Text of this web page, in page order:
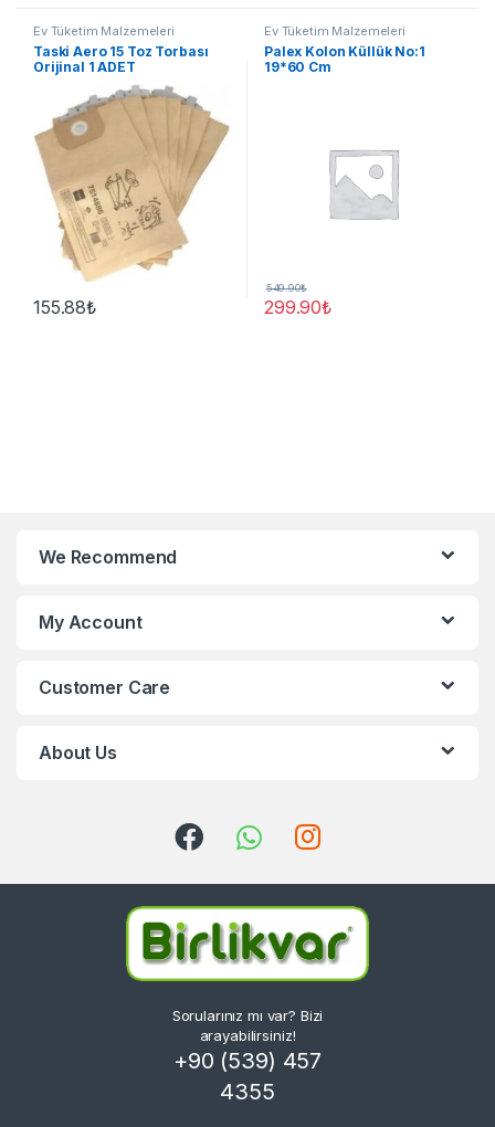
Ev Tüketim Malzemeleri
Taski Aero 15 Toz Torbası
Orijinal 1 ADET
155.88₺
Ev Tüketim Malzemeleri
Palex Kolon Küllük No:1
19*60 Cm
299.90₺
549.90₺
We Recommend
My Account
Customer Care
About Us
Sorularınız mı var? Bizi
arayabilirsiniz!
+90 (539) 457
4355